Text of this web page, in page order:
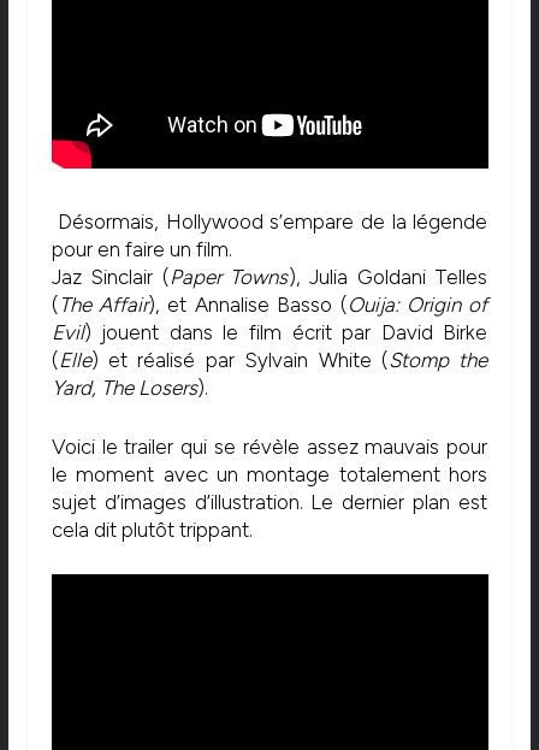
Désormais, Hollywood s’empare de la légende
pour en faire un film.
Jaz Sinclair (Paper Towns), Julia Goldani Telles
( The Affair), et Annalise Basso ( Ouija: Origin of
Evil) jouent dans le film écrit par David Birke
(Elle) et réalisé par Sylvain White (Stomp the
Yard, The Losers).
Voici le trailer qui se révèle assez mauvais pour
le moment avec un montage totalement hors
sujet d’images d’illustration. Le dernier plan est
cela dit plutôt trippant.